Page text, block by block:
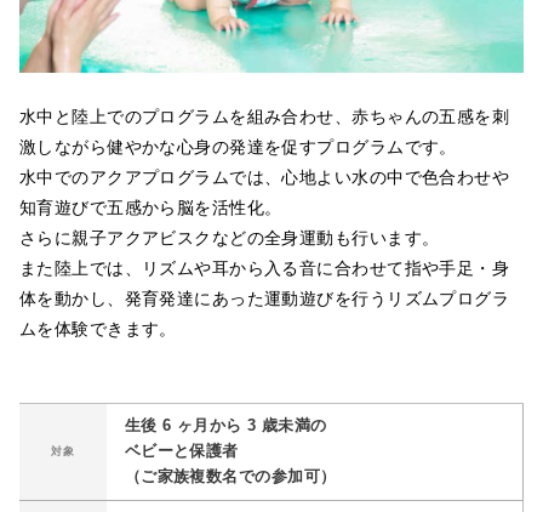
水中と陸上でのプログラムを組み合わせ、赤ちゃんの五感を刺
激しながら健やかな心身の発達を促すプログラムです。
水中でのアクアプログラムでは、心地よい水の中で色合わせや
知育遊びで五感から脳を活性化。
さらに親子アクアビスクなどの全身運動も行います。
また陸上では、リズムや耳から入る音に合わせて指や手足・身
体を動かし、発育発達にあった運動遊びを行うリズムプログラ
ムを体験できます。
対象
生後 6 ヶ月から 3 歳未満の
ベビーと保護者
（ご家族複数名での参加可）